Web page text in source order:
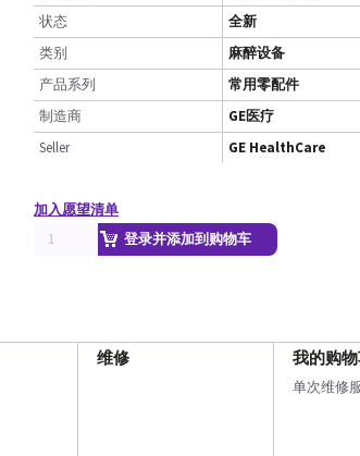
状态
全新
类别
麻醉设备
产品系列
常用零配件
制造商
GE医疗
Seller
GE HealthCare
加入愿望清单
登录并添加到购物车
维修 我的购
单次维修